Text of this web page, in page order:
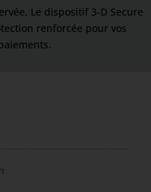
Le dispositif 3-D Secure
renforcée pour vos